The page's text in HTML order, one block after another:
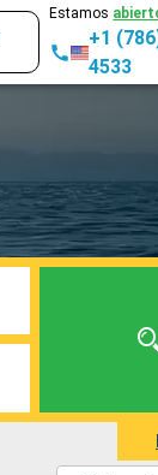
Estamos
+1
4533